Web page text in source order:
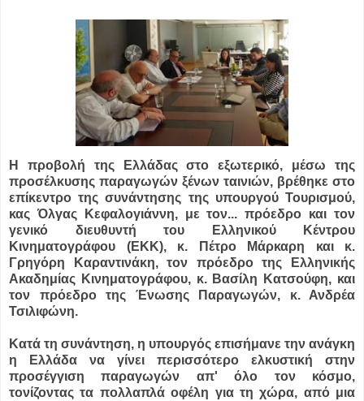
Η προβολή της Ελλάδας στο εξωτερικό, μέσω της
προσέλκυσης παραγωγών ξένων ταινιών, βρέθηκε στο
επίκεντρο της συνάντησης της υπουργού Τουρισμού,
κας Όλγας Κεφαλογιάννη, με τον... πρόεδρο και τον
γενικό διευθυντή του Ελληνικού Κέντρου
Κινηματογράφου (ΕΚΚ), κ. Πέτρο Μάρκαρη και κ.
Γρηγόρη Καραντινάκη, τον πρόεδρο της Ελληνικής
Ακαδημίας Κινηματογράφου, κ. Βασίλη Κατσούφη, και
τον πρόεδρο της Ένωσης Παραγωγών, κ. Ανδρέα
Τσιλιφώνη.
Κατά τη συνάντηση, η υπουργός επισήμανε την ανάγκη
η Ελλάδα να γίνει περισσότερο ελκυστική στην
προσέγγιση παραγωγών απ' όλο τον κόσμο,
τονίζοντας τα πολλαπλά οφέλη για τη χώρα, από μια